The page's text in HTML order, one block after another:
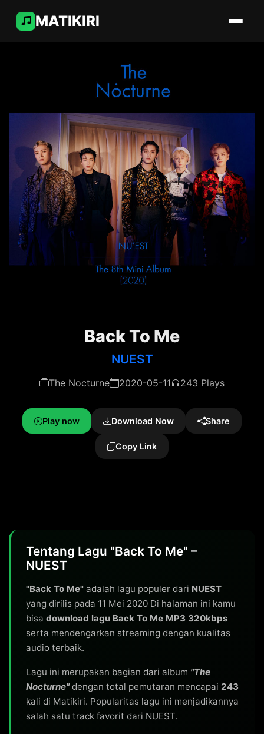
MATIKIRI
Back To Me
NUEST
The Nocturne 2020-05-11 243 Plays
Play now Download Now Share
Copy Link
Tentang Lagu "Back To Me" –
NUEST
"Back To Me" adalah lagu populer dari NUEST
yang dirilis pada 11 Mei 2020 Di halaman ini kamu
bisa download lagu Back To Me MP3 320kbps
serta mendengarkan streaming dengan kualitas
audio terbaik.
Lagu ini merupakan bagian dari album "The
Nocturne"dengan total pemutaran mencapai 243
kali di Matikiri. Popularitas lagu ini menjadikannya
salah satu track favorit dari NUEST.